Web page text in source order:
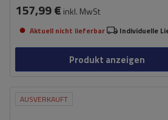
157,99 € inkl. MwSt
Aktuell nicht lieferbar Individuelle
Produkt anzeigen
AUSVERKAUFT